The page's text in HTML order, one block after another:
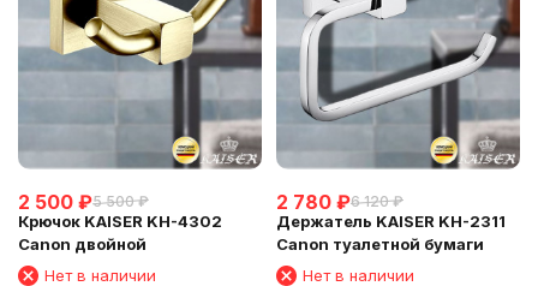
2 500 ₽5 500 ₽
Крючок KAISER KH-4302
Canon двойной
Нет в наличии
2 780 ₽6 120 ₽
Держатель KAISER KH-2311
Canon туалетной бумаги
Нет в наличии